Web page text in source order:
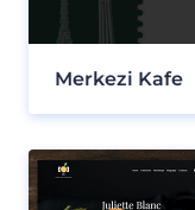
Merkezi Kafe